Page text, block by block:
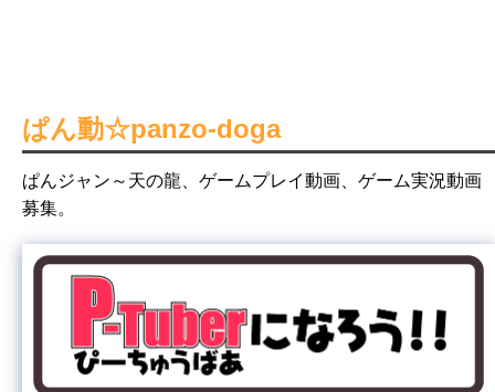
ぱん動☆panzo-doga
ぱんジャン～天の龍、ゲームプレイ動画、ゲーム実況動画
募集。